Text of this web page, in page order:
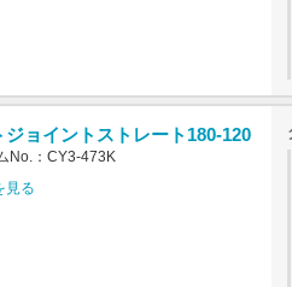
ジョイントストレート180-120
No.：CY3-473K
見る